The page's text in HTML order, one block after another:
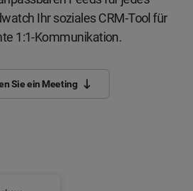
Ihr soziales CRM-Tool für
1:1-Kommunikation.
Sie ein Meeting